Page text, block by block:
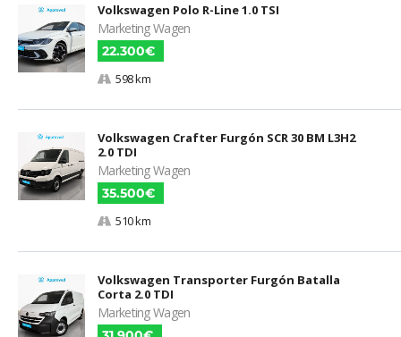
Volkswagen Polo R-Line 1.0 TSI
Marketing Wagen
22.300€
598 km
Volkswagen Crafter Furgón SCR 30 BM L3H2
2.0 TDI
Marketing Wagen
35.500€
510 km
Volkswagen Transporter Furgón Batalla
Corta 2.0 TDI
Marketing Wagen